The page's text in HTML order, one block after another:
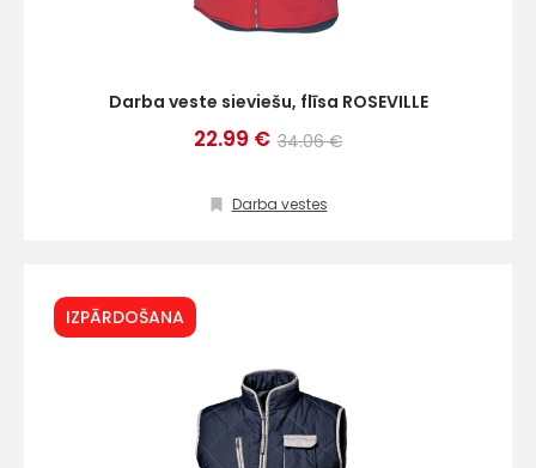
Darba veste sieviešu, flīsa ROSEVILLE
22.99 € 34.06 €
Darba vestes
IZPĀRDOŠANA